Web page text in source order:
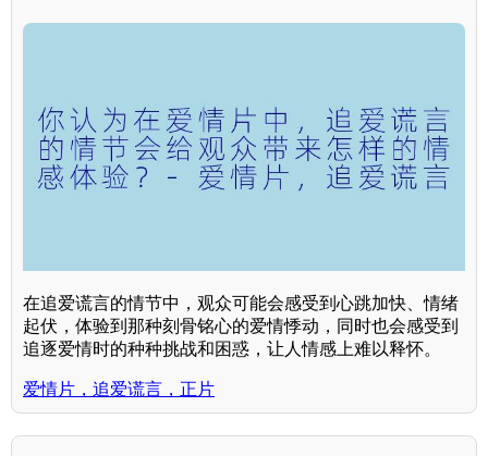
在追爱谎言的情节中，观众可能会感受到心跳加快、情绪
起伏，体验到那种刻骨铭心的爱情悸动，同时也会感受到
追逐爱情时的种种挑战和困惑，让人情感上难以释怀。
爱情片，追爱谎言，正片